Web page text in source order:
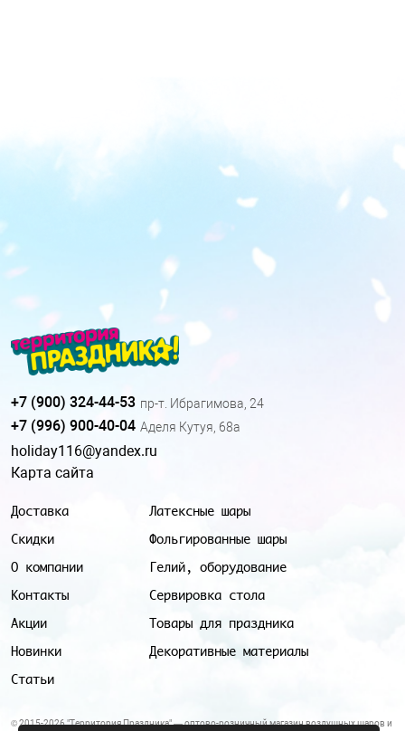
Доставка
Скидки
О компании
Контакты
Акции
Новинки
Статьи
Латексные шары
Фольгированные шары
Гелий, оборудование
Сервировка стола
Товары для праздника
Декоративные материалы
+7 (900) 324-44-53 пр-т. Ибрагимова, 24
+7 (996) 900-40-04 Аделя Кутуя, 68а
holiday116@yandex.ru
Карта сайта
© 2015-2026 "Территория Праздника" — оптово-розничный магазин воздушных шаров и